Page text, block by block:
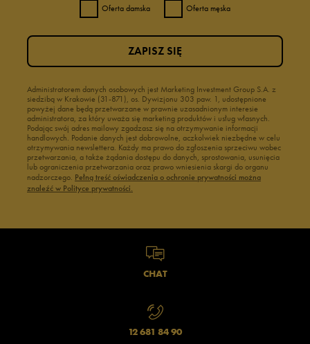
Oferta damska Oferta męska
Administratorem danych osobowych jest Marketing Investment Group S.A. z
siedzibą w Krakowie (31-871), os. Dywizjonu 303 paw. 1, udostępnione
powyżej dane będą przetwarzane w prawnie uzasadnionym interesie
administratora, za który uważa się marketing produktów i usług własnych.
Podając swój adres mailowy zgadzasz się na otrzymywanie informacji
handlowych. Podanie danych jest dobrowolne, aczkolwiek niezbędne w celu
otrzymywania newslettera. Każdy ma prawo do zgłoszenia sprzeciwu wobec
przetwarzania, a także żądania dostępu do danych, sprostowania, usunięcia
lub ograniczenia przetwarzania oraz prawo wniesienia skargi do organu
nadzorczego. Pełną treść oświadczenia o ochronie prywatności można
znaleźć w Polityce prywatności.
ZAPISZ SIĘ
CHAT
12 681 84 90